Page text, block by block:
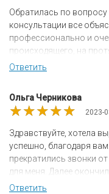
Обратилась по
консультации все
профессионально и
происходящего, на
связи. До конца не
Ответить
Ольга Черникова
2023-
★★★★★
★★★★★
★★★★★
Здравствуйте, хотела
успешно, благодаря
прекратились звонки
для меня. Далее
общем дела мои стали
Ответить